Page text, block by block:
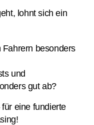
lohnt sich ein
besonders
und
gut ab?
eine fundierte